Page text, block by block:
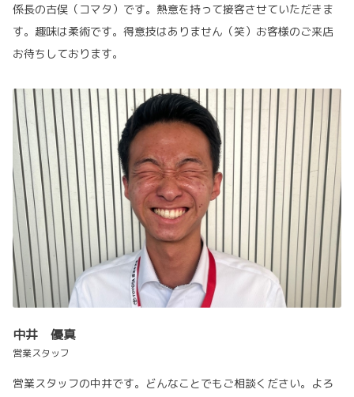
係長の古俣（コマタ）です。熱意を持って接客させていただきま
す。趣味は柔術です。得意技はありません（笑）お客様のご来店
お待ちしております。
中井 優真
営業スタッフ
営業スタッフの中井です。どんなことでもご相談ください。よろ